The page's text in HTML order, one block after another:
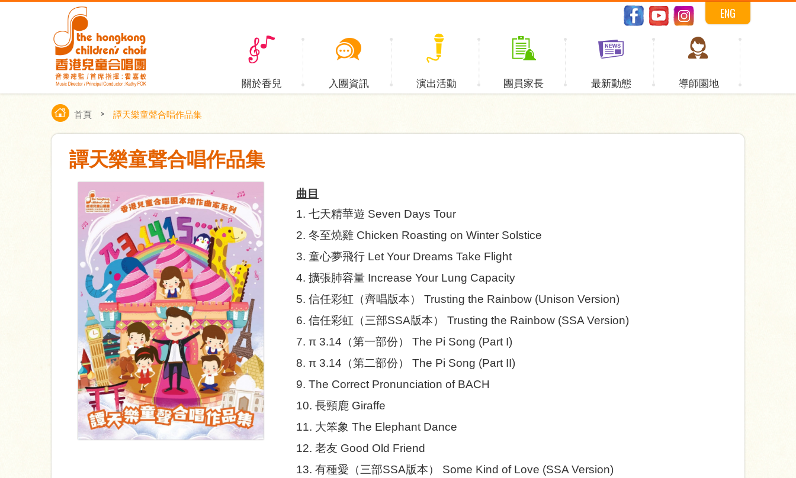
ENG
關於香兒 入團資訊 演出活動 團員家長 最新動態 導師園地
首頁 > 譚天樂童聲合唱作品集
譚天樂童聲合唱作品集
曲目
1. 七天精華遊 Seven Days Tour
2. 冬至燒雞 Chicken Roasting on Winter Solstice
3. 童心夢飛行 Let Your Dreams Take Flight
4. 擴張肺容量 Increase Your Lung Capacity
5. 信任彩虹（齊唱版本） Trusting the Rainbow (Unison Version)
6. 信任彩虹（三部SSA版本） Trusting the Rainbow (SSA Version)
7. π 3.14 （第一部份） The Pi Song (Part I)
8. π 3.14 （第二部份） The Pi Song (Part II)
9. The Correct Pronunciation of BACH
10. 長頸鹿 Giraffe
11. 大笨象 The Elephant Dance
12. 老友 Good Old Friend
13. 有種愛 （三部SSA版本） Some Kind of Love (SSA Version)